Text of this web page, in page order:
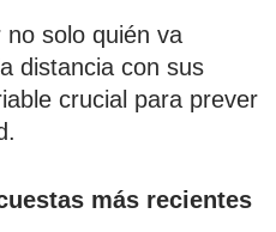
solo quién va
distancia con sus
crucial para prever
más recientes